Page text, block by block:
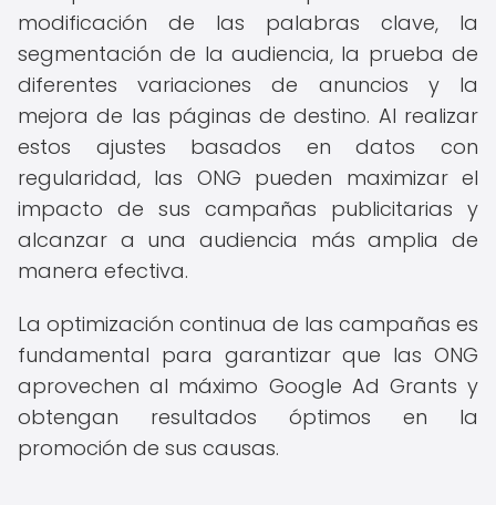
modificación de las palabras clave, la
segmentación de la audiencia, la prueba de
diferentes variaciones de anuncios y la
mejora de las páginas de destino. Al realizar
estos ajustes basados en datos con
regularidad, las ONG pueden maximizar el
impacto de sus campañas publicitarias y
alcanzar a una audiencia más amplia de
manera efectiva.
La optimización continua de las campañas es
fundamental para garantizar que las ONG
aprovechen al máximo Google Ad Grants y
obtengan resultados óptimos en la
promoción de sus causas.